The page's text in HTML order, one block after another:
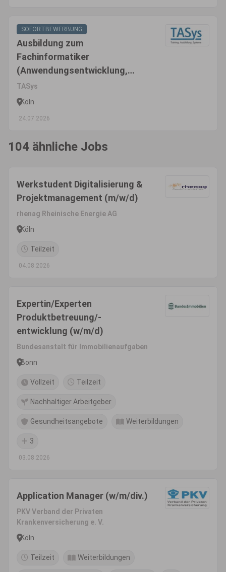
SOFORTBEWERBUNG
Ausbildung zum
Fachinformatiker
(Anwendungsentwicklung,
Systemintegration oder Daten-
und Prozessanalyse) (m/w/d)
TASys
Köln
24.07.2026
104 ähnliche Jobs
Werkstudent Digitalisierung &
Projektmanagement (m/w/d)
rhenag Rheinische Energie AG
Köln
Teilzeit
04.08.2026
Expertin/Experten
Produktbetreuung/-
entwicklung (w/m/d)
Bundesanstalt für Immobilienaufgaben
Bonn
Vollzeit Teilzeit
Nachhaltiger Arbeitgeber
Gesundheitsangebote Weiterbildungen
3
03.08.2026
Application Manager (w/m/div.)
PKV Verband der Privaten
Krankenversicherung e. V.
Köln
Teilzeit Weiterbildungen